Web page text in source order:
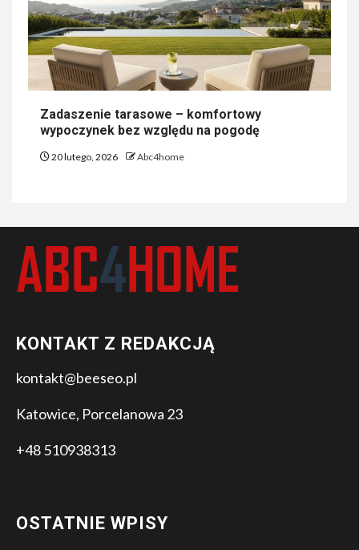
Zadaszenie tarasowe – komfortowy
wypoczynek bez względu na pogodę
20 lutego, 2026 Abc4home
KONTAKT Z REDAKCJĄ
kontakt@beeseo.pl
Katowice, Porcelanowa 23
+48 510938313
OSTATNIE WPISY